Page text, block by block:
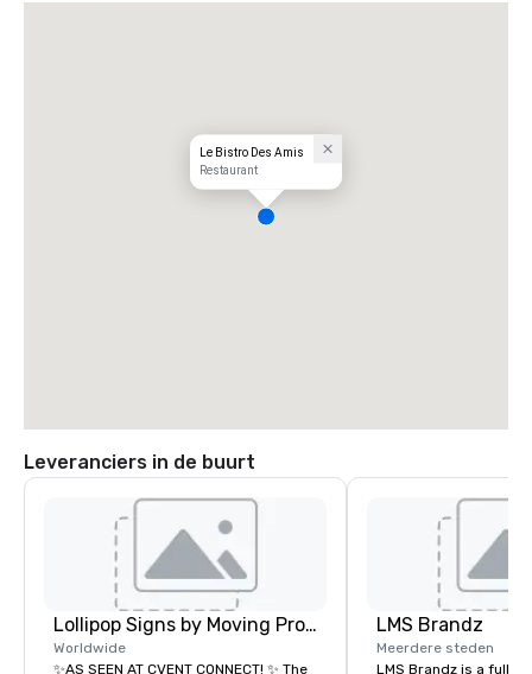
Le Bistro Des Amis
Restaurant
Leveranciers in de buurt
Lollipop Signs by Moving Products
Worldwide
✨AS SEEN AT CVENT CONNECT! ✨ The
LMS Brandz
Meerdere steden
LMS Brandz is a full-